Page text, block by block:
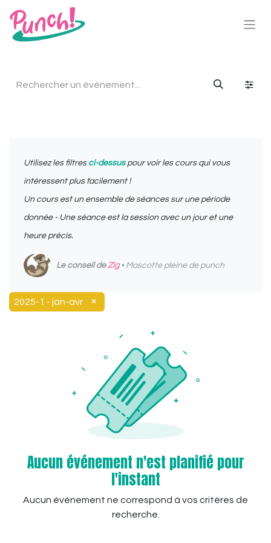
Utilisez les filtres ci-dessuspour voir les cours qui vous
intéressent plus facilement !
Un cours est un ensemble de séances sur une période
donnée - Une séance est la session avec un jour et une
heure précis.
Le conseil deZig •Mascotte pleine de punch
2025-1 - jan-avr ×
Aucun événement n'est planifié pour
l'instant
Aucun événement ne correspond à vos critères de
recherche.